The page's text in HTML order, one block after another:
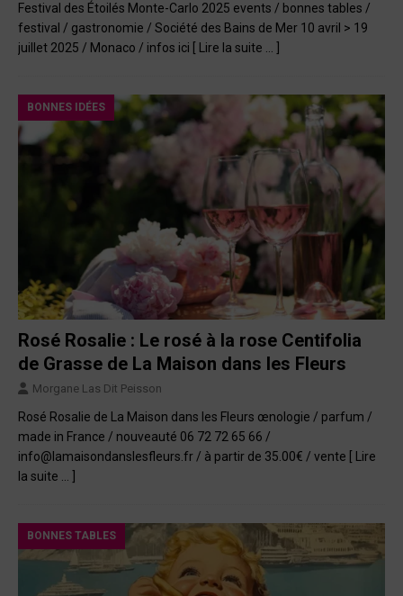
Festival des Étoilés Monte-Carlo 2025 events / bonnes tables /
festival / gastronomie / Société des Bains de Mer 10 avril > 19
juillet 2025 / Monaco / infos ici
[ Lire la suite … ]
BONNES IDÉES
Rosé Rosalie : Le rosé à la rose Centifolia
de Grasse de La Maison dans les Fleurs
Morgane Las Dit Peisson
Rosé Rosalie de La Maison dans les Fleurs œnologie / parfum /
made in France / nouveauté 06 72 72 65 66 /
info@lamaisondanslesfleurs.fr / à partir de 35.00€ / vente
[ Lire
la suite … ]
BONNES TABLES